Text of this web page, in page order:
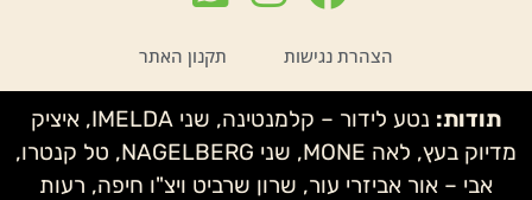
הצהרת נגישות תקנון האתר
תודות:
נטע לידור – קלמנטינה, שני IMELDA, איציק
מדיוק בעץ, לאה MONE, שני NAGELBERG, טל קנטרו,
אבי – אור אביזרי עור, שרון שרביט ויצ"ו חיפה, רעות